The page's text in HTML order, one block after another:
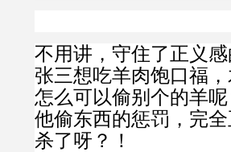
不用讲，守住了正义
张三想吃羊肉饱口福
怎么可以偷别个的羊
他偷东西的惩罚，完
杀了呀？！